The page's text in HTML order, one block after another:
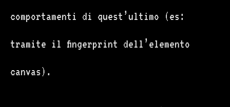
comportamenti di quest’ultimo (es:
tramite il fingerprint dell’elemento
canvas).